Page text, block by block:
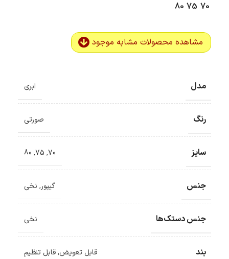
70
75
80
مشاهده محصولات مشابه موجود
مدل ابری
رنگ صورتی
سایز 70
,
75
,
80
جنس گیپور, نخی
جنس دستک‌ها نخی
بند قابل تعویض,قابل تنظیم